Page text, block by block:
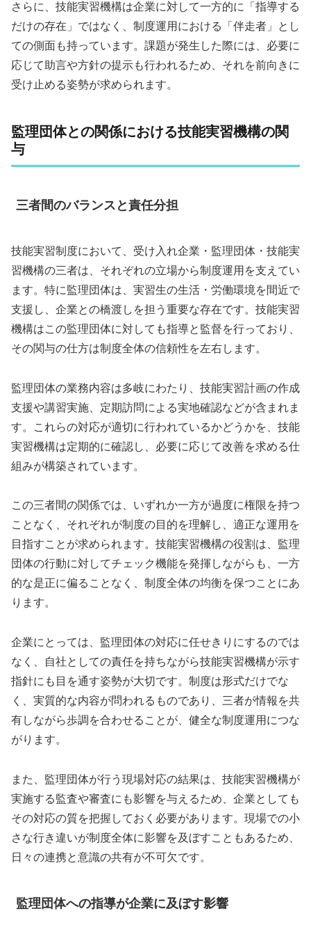
さらに、技能実習機構は企業に対して一方的に「指導する
だけの存在」ではなく、制度運用における「伴走者」とし
ての側面も持っています。課題が発生した際には、必要に
応じて助言や方針の提示も行われるため、それを前向きに
受け止める姿勢が求められます。
監理団体との関係における技能実習機構の関
与
三者間のバランスと責任分担
技能実習制度において、受け入れ企業・監理団体・技能実
習機構の三者は、それぞれの立場から制度運用を支えてい
ます。特に監理団体は、実習生の生活・労働環境を間近で
支援し、企業との橋渡しを担う重要な存在です。技能実習
機構はこの監理団体に対しても指導と監督を行っており、
その関与の仕方は制度全体の信頼性を左右します。
監理団体の業務内容は多岐にわたり、技能実習計画の作成
支援や講習実施、定期訪問による実地確認などが含まれま
す。これらの対応が適切に行われているかどうかを、技能
実習機構は定期的に確認し、必要に応じて改善を求める仕
組みが構築されています。
この三者間の関係では、いずれか一方が過度に権限を持つ
ことなく、それぞれが制度の目的を理解し、適正な運用を
目指すことが求められます。技能実習機構の役割は、監理
団体の行動に対してチェック機能を発揮しながらも、一方
的な是正に偏ることなく、制度全体の均衡を保つことにあ
ります。
企業にとっては、監理団体の対応に任せきりにするのでは
なく、自社としての責任を持ちながら技能実習機構が示す
指針にも目を通す姿勢が大切です。制度は形式だけでな
く、実質的な内容が問われるものであり、三者が情報を共
有しながら歩調を合わせることが、健全な制度運用につな
がります。
また、監理団体が行う現場対応の結果は、技能実習機構が
実施する監査や審査にも影響を与えるため、企業としても
その対応の質を把握しておく必要があります。現場での小
さな行き違いが制度全体に影響を及ぼすこともあるため、
日々の連携と意識の共有が不可欠です。
監理団体への指導が企業に及ぼす影響